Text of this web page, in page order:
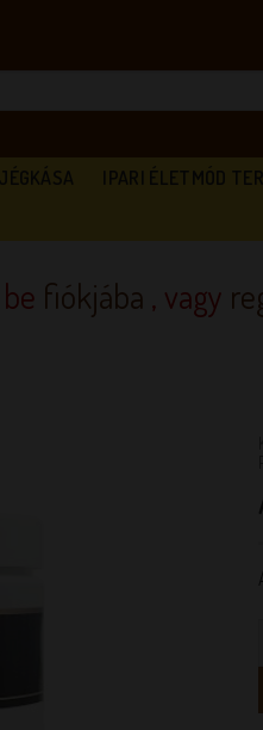
JÉGKÁSA IPARI ÉLETMÓD
fiókjába , vagy